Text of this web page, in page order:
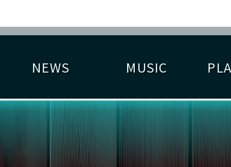
NEWS MUSIC
ライバル一覧
LICENSE HIT CHART ORIGINAL HIT